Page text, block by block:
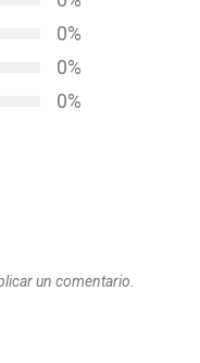
0%
0%
0%
un comentario.